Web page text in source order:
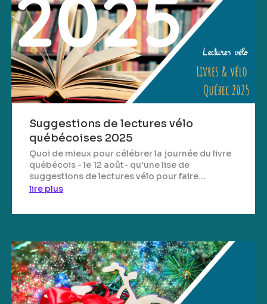
Suggestions de lectures vélo
québécoises 2025
Quoi de mieux pour célébrer la journée du livre
québécois - le 12 août- qu'une lise de
suggestions de lectures vélo pour faire...
lire plus